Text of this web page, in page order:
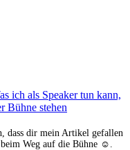
ich als Speaker tun kann,
Bühne stehen
dass dir mein Artikel gefallen
Weg auf die Bühne ☺️.